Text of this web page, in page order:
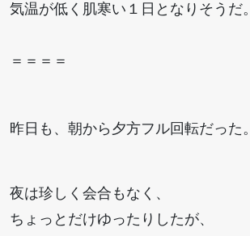
気温が低く肌寒い１日となりそうだ。
＝＝＝＝
昨日も、朝から夕方フル回転だった。
夜は珍しく会合もなく、
ちょっとだけゆったりしたが、